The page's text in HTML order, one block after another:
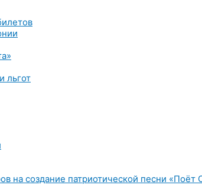
льгот
на создание патриотической песни «Поёт